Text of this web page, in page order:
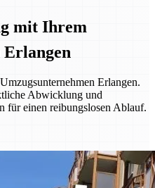
mit Ihrem
Erlangen
Erlangen.
Abwicklung und
für einen reibungslosen Ablauf.